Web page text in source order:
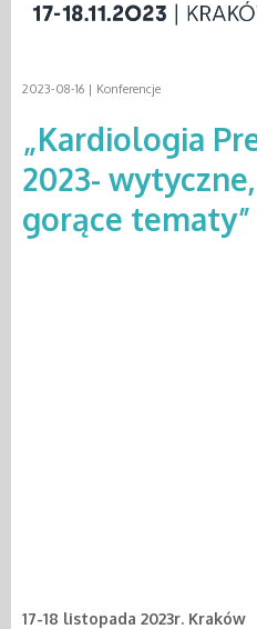
2023-08-16 | Konferencje
„Kardiologia
2023-
gorące tematy”
17-18 listopada 2023r. Kraków